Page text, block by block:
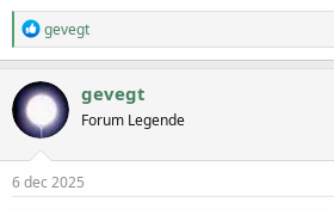
W
a
a
r
d
e
r
i
n
gevegt
gevegt
Forum Legende
6 dec 2025